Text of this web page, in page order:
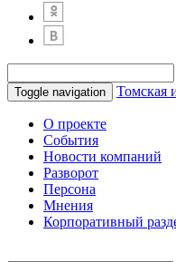
Toggle navigation Томская
О проекте
События
Новости компаний
Разворот
Персона
Мнения
Корпоративный